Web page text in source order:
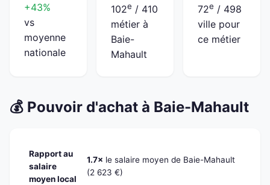
+43%
vs
moyenne
nationale
102e / 410
métier à
Baie-
Mahault
72e / 498
ville pour
ce métier
💰 Pouvoir d'achat à Baie-Mahault
Rapport au
salaire
moyen local
1.7× le salaire moyen de Baie-Mahault
(2 623 €)